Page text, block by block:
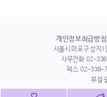
개인정보취급방침
서울시 마포구 성지
사무전화 02-
팩스 02-338-
부설